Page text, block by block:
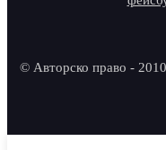
© Авторско право -